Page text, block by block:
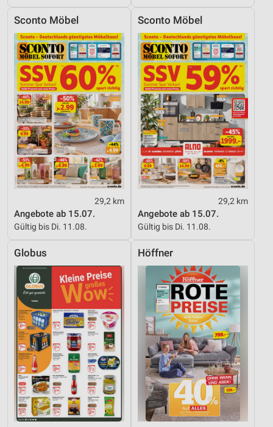
Sconto Möbel
29,2 km
Angebote ab 15.07.
Gültig bis Di. 11.08.
Sconto Möbel
29,2 km
Angebote ab 15.07.
Gültig bis Di. 11.08.
Globus Höffner